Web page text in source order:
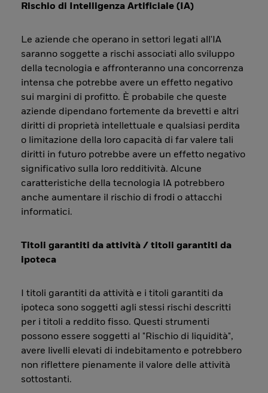
Rischio di Intelligenza Artificiale (IA)
Le aziende che operano in settori legati all'IA
saranno soggette a rischi associati allo sviluppo
della tecnologia e affronteranno una concorrenza
intensa che potrebbe avere un effetto negativo
sui margini di profitto. È probabile che queste
aziende dipendano fortemente da brevetti e altri
diritti di proprietà intellettuale e qualsiasi perdita
o limitazione della loro capacità di far valere tali
diritti in futuro potrebbe avere un effetto negativo
significativo sulla loro redditività. Alcune
caratteristiche della tecnologia IA potrebbero
anche aumentare il rischio di frodi o attacchi
informatici.
Titoli garantiti da attività / titoli garantiti da
ipoteca
I titoli garantiti da attività e i titoli garantiti da
ipoteca sono soggetti agli stessi rischi descritti
per i titoli a reddito fisso. Questi strumenti
possono essere soggetti al "Rischio di liquidità",
avere livelli elevati di indebitamento e potrebbero
non riflettere pienamente il valore delle attività
sottostanti.